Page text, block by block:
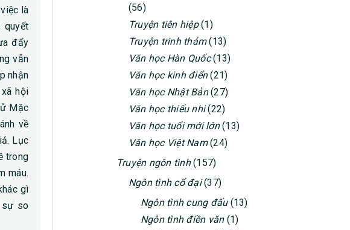
là
quyết
đẩy
vẫn
nhận
hội
Mặc
về
Lục
trong
máu.
gì
sự so
(56)
Truyện tiên hiệp(1)
Truyện trinh thám(13)
Văn học Hàn Quốc(13)
Văn học kinh điển(21)
Văn học Nhật Bản(27)
Văn học thiếu nhi(22)
Văn học tuổi mới lớn(13)
Văn học Việt Nam(24)
Truyện ngôn tình(157)
Ngôn tình cổ đại(37)
Ngôn tình cung đấu(13)
Ngôn tình điền văn(1)